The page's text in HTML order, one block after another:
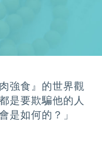
強食』的世界觀
是要欺騙他的人
是如何的？」